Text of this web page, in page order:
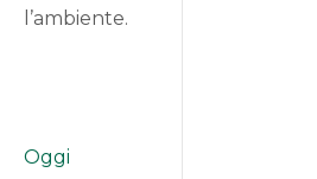
l’ambiente.
Oggi